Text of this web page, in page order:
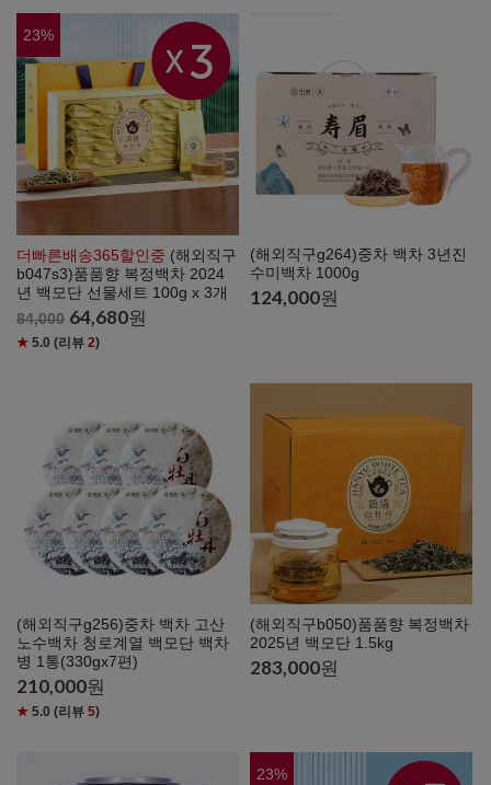
23%
더빠른배송365할인중 (해외직구
b047s3)품품향 복정백차 2024
년 백모단 선물세트 100g x 3개
84,000 64,680원
★ 5.0 (리뷰 2)
(해외직구g264)중차 백차 3년진
수미백차 1000g
124,000원
(해외직구g256)중차 백차 고산
노수백차 청로계열 백모단 백차
병 1통(330gx7편)
210,000원
★ 5.0 (리뷰 5)
(해외직구b050)품품향 복정백차
2025년 백모단 1.5kg
283,000원
23%